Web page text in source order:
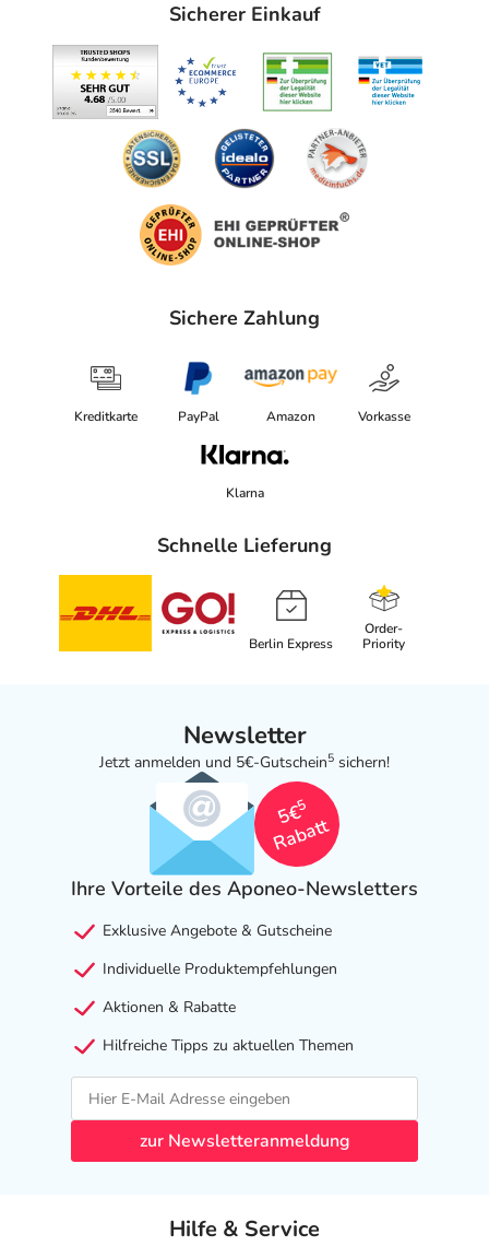
Sicherer Einkauf
Sichere Zahlung
Kreditkarte PayPal Amazon Vorkasse
Klarna
Schnelle Lieferung
Berlin Express
Order-
Priority
Newsletter
Jetzt anmelden und 5€-Gutschein5 sichern!
5€
5
Rabatt
Ihre Vorteile des Aponeo-Newsletters
Exklusive Angebote & Gutscheine
Individuelle Produktempfehlungen
Aktionen & Rabatte
Hilfreiche Tipps zu aktuellen Themen
zur Newsletteranmeldung
Hilfe & Service